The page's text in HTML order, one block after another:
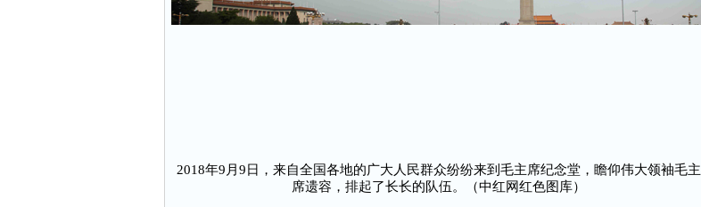
2018年9月9日，来自全国各地的广大人民群众纷纷来到毛主席纪念堂，瞻仰伟大领袖毛主
席遗容，排起了长长的队伍。（中红网红色图库）